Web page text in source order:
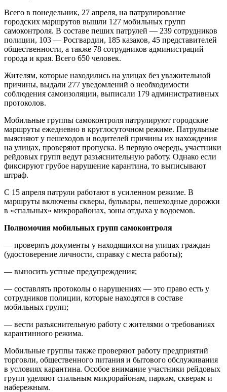
Всего в понедельник, 27 апреля, на патрулирование
городских маршрутов вышли 127 мобильных групп
самоконтроля. В составе пеших патрулей — 239 сотрудников
полиции, 103 — Росгвардии, 185 казаков, 45 представителей
общественности, а также 78 сотрудников администраций
города и края. Всего 650 человек.
Жителям, которые находились на улицах без уважительной
причины, выдали 277 уведомлений о необходимости
соблюдения самоизоляции, выписали 179 административных
протоколов.
Мобильные группы самоконтроля патрулируют городские
маршруты ежедневно в круглосуточном режиме. Патрульные
выясняют у пешеходов и водителей причины их нахождения
на улицах, проверяют пропуска. В первую очередь, участники
рейдовых групп ведут разъяснительную работу. Однако если
фиксируют грубое нарушение карантина, то выписывают
штраф.
С 15 апреля патрули работают в усиленном режиме. В
маршруты включены скверы, бульвары, пешеходные дорожки
в «спальных» микрорайонах, зоны отдыха у водоемов.
Полномочия мобильных групп самоконтроля
— проверять документы у находящихся на улицах граждан
(удостоверение личности, справку с места работы);
— выносить устные предупреждения;
— составлять протоколы о нарушениях — это право есть у
сотрудников полиции, которые находятся в составе
мобильных групп;
— вести разъяснительную работу с жителями о требованиях
карантинного режима.
Мобильные группы также проверяют работу предприятий
торговли, общественного питания и бытового обслуживания
в условиях карантина. Особое внимание участники рейдовых
групп уделяют спальным микрорайонам, паркам, скверам и
набережным.